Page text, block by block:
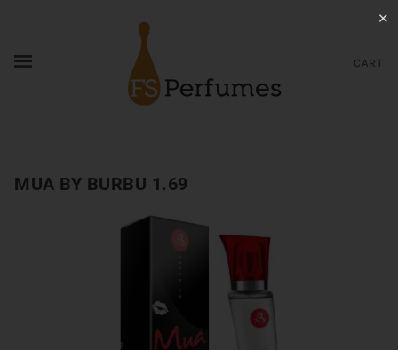
CART
MUA BY BURBU 1.69
✕